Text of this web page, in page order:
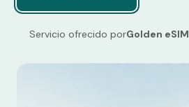
Comprar eSIM
Servicio ofrecido porGolden eSIM